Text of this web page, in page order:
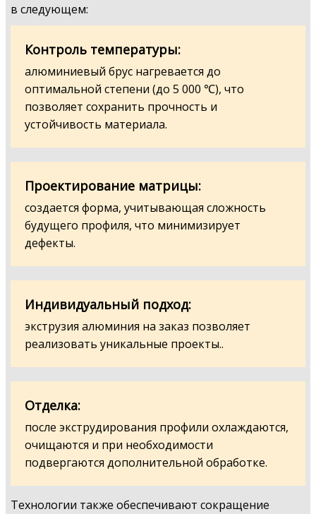
в следующем:
Контроль температуры:
алюминиевый брус нагревается до
оптимальной степени (до 5 000 ℃), что
позволяет сохранить прочность и
устойчивость материала.
Проектирование матрицы:
создается форма, учитывающая сложность
будущего профиля, что минимизирует
дефекты.
Индивидуальный подход:
экструзия алюминия на заказ позволяет
реализовать уникальные проекты..
Отделка:
после экструдирования профили охлаждаются,
очищаются и при необходимости
подвергаются дополнительной обработке.
Технологии также обеспечивают сокращение